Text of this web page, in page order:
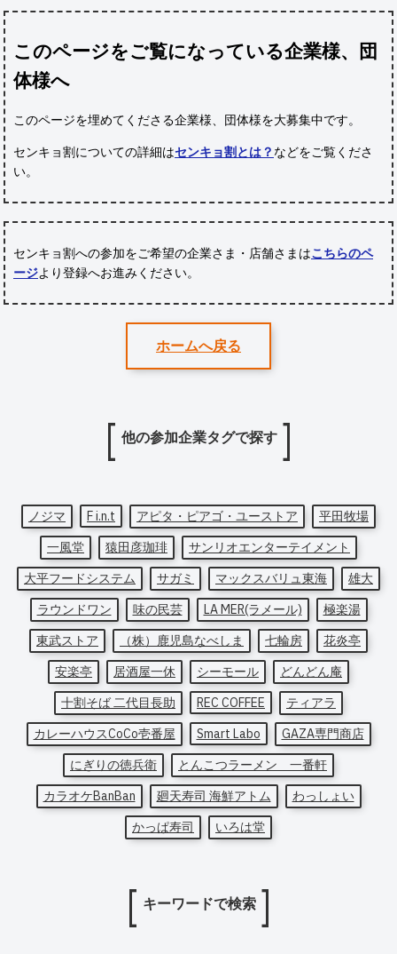
このページをご覧になっている企業様、団
体様へ
このページを埋めてくださる企業様、団体様を大募集中です。
センキョ割についての詳細はセンキョ割とは？ などをご覧くださ
い。
センキョ割への参加をご希望の企業さま・店舗さまはこちらのペ
ージより登録へお進みください。
ホームへ戻る
他の参加企業タグで探す
ノジマ F i.n.t アピタ・ピアゴ・ユーストア
平田牧場
一風堂
猿田彦珈琲
サンリオエンターテイメント
大平フードシステム
サガミ マックスバリュ東海
雄大
ラウンドワン
味の民芸 LA MER(ラメール)
極楽湯
東武ストア
（株）鹿児島なべしま 七輪房
花炎亭
安楽亭
居酒屋一休 シーモール
どんどん庵
十割そば 二代目長助
REC COFFEE
ティアラ
カレーハウスCoCo壱番屋
Smart Labo
GAZA専門商店
にぎりの徳兵衛
とんこつラーメン 一番軒
カラオケBanBan
廻天寿司 海鮮アトム
わっしょい
かっぱ寿司
いろは堂
キーワードで検索